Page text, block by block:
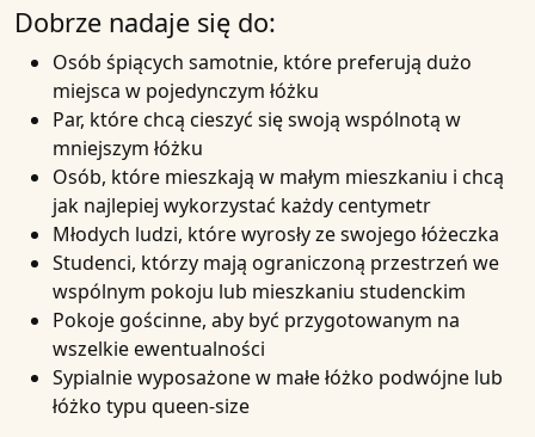
Dobrze nadaje się do:
Osób śpiących samotnie, które preferują dużo
miejsca w pojedynczym łóżku
Par, które chcą cieszyć się swoją wspólnotą w
mniejszym łóżku
Osób, które mieszkają w małym mieszkaniu i chcą
jak najlepiej wykorzystać każdy centymetr
Młodych ludzi, które wyrosły ze swojego łóżeczka
Studenci, którzy mają ograniczoną przestrzeń we
wspólnym pokoju lub mieszkaniu studenckim
Pokoje gościnne, aby być przygotowanym na
wszelkie ewentualności
Sypialnie wyposażone w małe łóżko podwójne lub
łóżko typu queen-size